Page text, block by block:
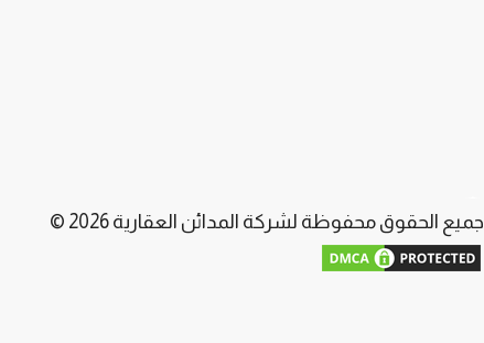
جميع الحقوق محفوظة لشركة المدائن العقارية 2026 ©